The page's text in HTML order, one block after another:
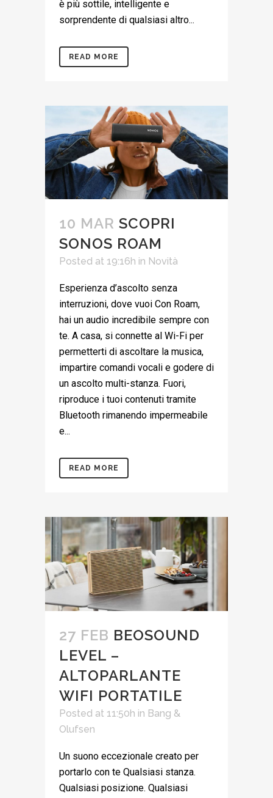
è più sottile, intelligente e
sorprendente di qualsiasi altro...
READ MORE
10 MAR SCOPRI
SONOS ROAM
Posted at 19:16h in Novità
Esperienza d’ascolto senza
interruzioni, dove vuoi Con Roam,
hai un audio incredibile sempre con
te. A casa, si connette al Wi-Fi per
permetterti di ascoltare la musica,
impartire comandi vocali e godere di
un ascolto multi-stanza. Fuori,
riproduce i tuoi contenuti tramite
Bluetooth rimanendo impermeabile
e...
READ MORE
27 FEB BEOSOUND
LEVEL –
ALTOPARLANTE
WIFI PORTATILE
Posted at 11:50h in Bang &
Olufsen
Un suono eccezionale creato per
portarlo con te Qualsiasi stanza.
Qualsiasi posizione. Qualsiasi